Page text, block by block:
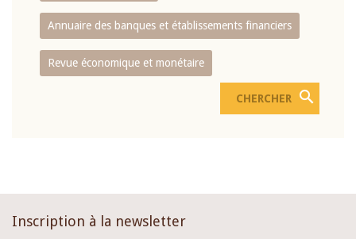
Annuaire des banques et établissements financiers
Revue économique et monétaire
Inscription à la newsletter